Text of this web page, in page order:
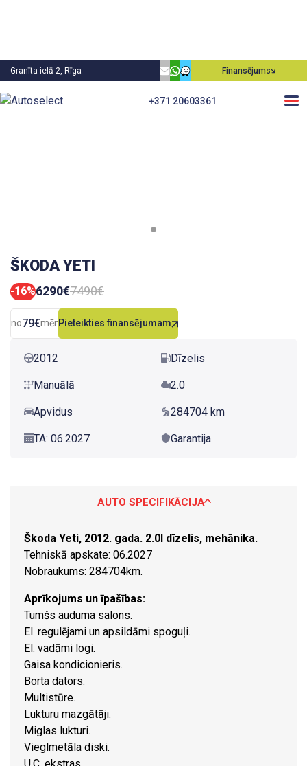
Granīta ielā 2, Rīga Finansējums
+371 20603361
ŠKODA YETI
-16%6290€7490€
no79€mēn.Pieteikties finansējumam
2012 Dīzelis
Manuālā 2.0
Apvidus 284704 km
TA: 06.2027 Garantija
AUTO SPECIFIKĀCIJA
Škoda Yeti, 2012. gada. 2.0l dīzelis, mehānika.
Tehniskā apskate: 06.2027
Nobraukums: 284704km.
Aprīkojums un īpašības:
Tumšs auduma salons.
El. regulējami un apsildāmi spoguļi.
El. vadāmi logi.
Gaisa kondicionieris.
Borta dators.
Multistūre.
Lukturu mazgātāji.
Miglas lukturi.
Vieglmetāla diski.